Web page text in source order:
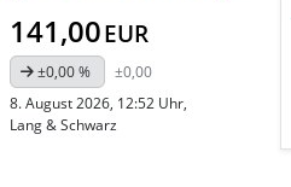
141,00EUR
±0,00 %
±0,00
8. August 2026, 12:52 Uhr,
Lang & Schwarz